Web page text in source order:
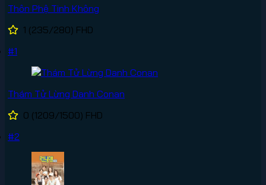
Thôn Phệ Tinh Không
1 (235/280) FHD
#1
Thám Tử Lừng Danh Conan
0 (1209/1500) FHD
#2